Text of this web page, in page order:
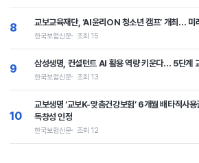
8 교보교육재단, ‘AI윤리ON 청소년 캠프’ 개최… 미
한국보험신문 조회 15
9 삼성생명, 컨설턴트 AI 활용 역량 키운다… 5단계
한국보험신문 조회 13
10
교보생명 ‘교보K-맞춤건강보험’ 6개월 배타적사
독창성 인정
한국보험신문 조회 12